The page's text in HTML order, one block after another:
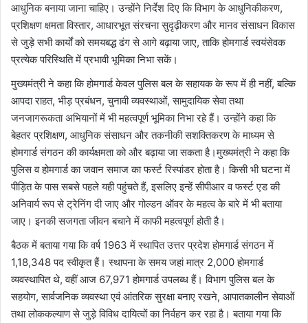
आधुनिक बनाया जाना चाहिए। उन्होंने निर्देश दिए कि विभाग के आधुनिकीकरण,
प्रशिक्षण क्षमता विस्तार, आधारभूत संरचना सुदृढ़ीकरण और मानव संसाधन विकास
से जुड़े सभी कार्यों को समयबद्ध ढंग से आगे बढ़ाया जाए, ताकि होमगार्ड स्वयंसेवक
प्रत्येक परिस्थिति में प्रभावी भूमिका निभा सकें।
मुख्यमंत्री ने कहा कि होमगार्ड केवल पुलिस बल के सहायक के रूप में ही नहीं, बल्कि
आपदा राहत, भीड़ प्रबंधन, चुनावी व्यवस्थाओं, सामुदायिक सेवा तथा
जनजागरूकता अभियानों में भी महत्वपूर्ण भूमिका निभा रहे हैं। उन्होंने कहा कि
बेहतर प्रशिक्षण, आधुनिक संसाधन और तकनीकी सशक्तिकरण के माध्यम से
होमगार्ड संगठन की कार्यक्षमता को और बढ़ाया जा सकता है।मुख्यमंत्री ने कहा कि
पुलिस व होमगार्ड का जवान समाज का फर्स्ट रिस्पांडर होता है। किसी भी घटना में
पीड़ित के पास सबसे पहले यही पहुंचते हैं, इसलिए इन्हें सीपीआर व फर्स्ट एड की
अनिवार्य रूप से ट्रेनिंग दी जाए और गोल्डन ऑवर के महत्व के बारे में भी बताया
जाए। इनकी सजगता जीवन बचाने में काफी महत्वपूर्ण होती है।
बैठक में बताया गया कि वर्ष 1963 में स्थापित उत्तर प्रदेश होमगार्ड संगठन में
1,18,348 पद स्वीकृत हैं। स्थापना के समय जहां मात्र 2,000 होमगार्ड
व्यवस्थापित थे, वहीं आज 67,971 होमगार्ड उपलब्ध हैं। विभाग पुलिस बल के
सहयोग, सार्वजनिक व्यवस्था एवं आंतरिक सुरक्षा बनाए रखने, आपातकालीन सेवाओं
तथा लोककल्याण से जुड़े विविध दायित्वों का निर्वहन कर रहा है। बताया गया कि